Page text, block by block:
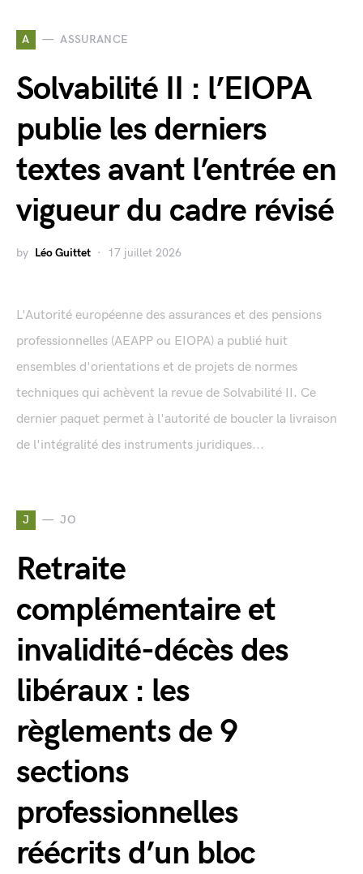
A ASSURANCE
Solvabilité II : l’EIOPA
publie les derniers
textes avant l’entrée en
vigueur du cadre révisé
by Léo Guittet 17 juillet 2026
L'Autorité européenne des assurances et des pensions
professionnelles (AEAPP ou EIOPA) a publié huit
ensembles d'orientations et de projets de normes
techniques qui achèvent la revue de Solvabilité II. Ce
dernier paquet permet à l'autorité de boucler la livraison
de l'intégralité des instruments juridiques...
J JO
Retraite
complémentaire et
invalidité-décès des
libéraux : les
règlements de 9
sections
professionnelles
réécrits d’un bloc